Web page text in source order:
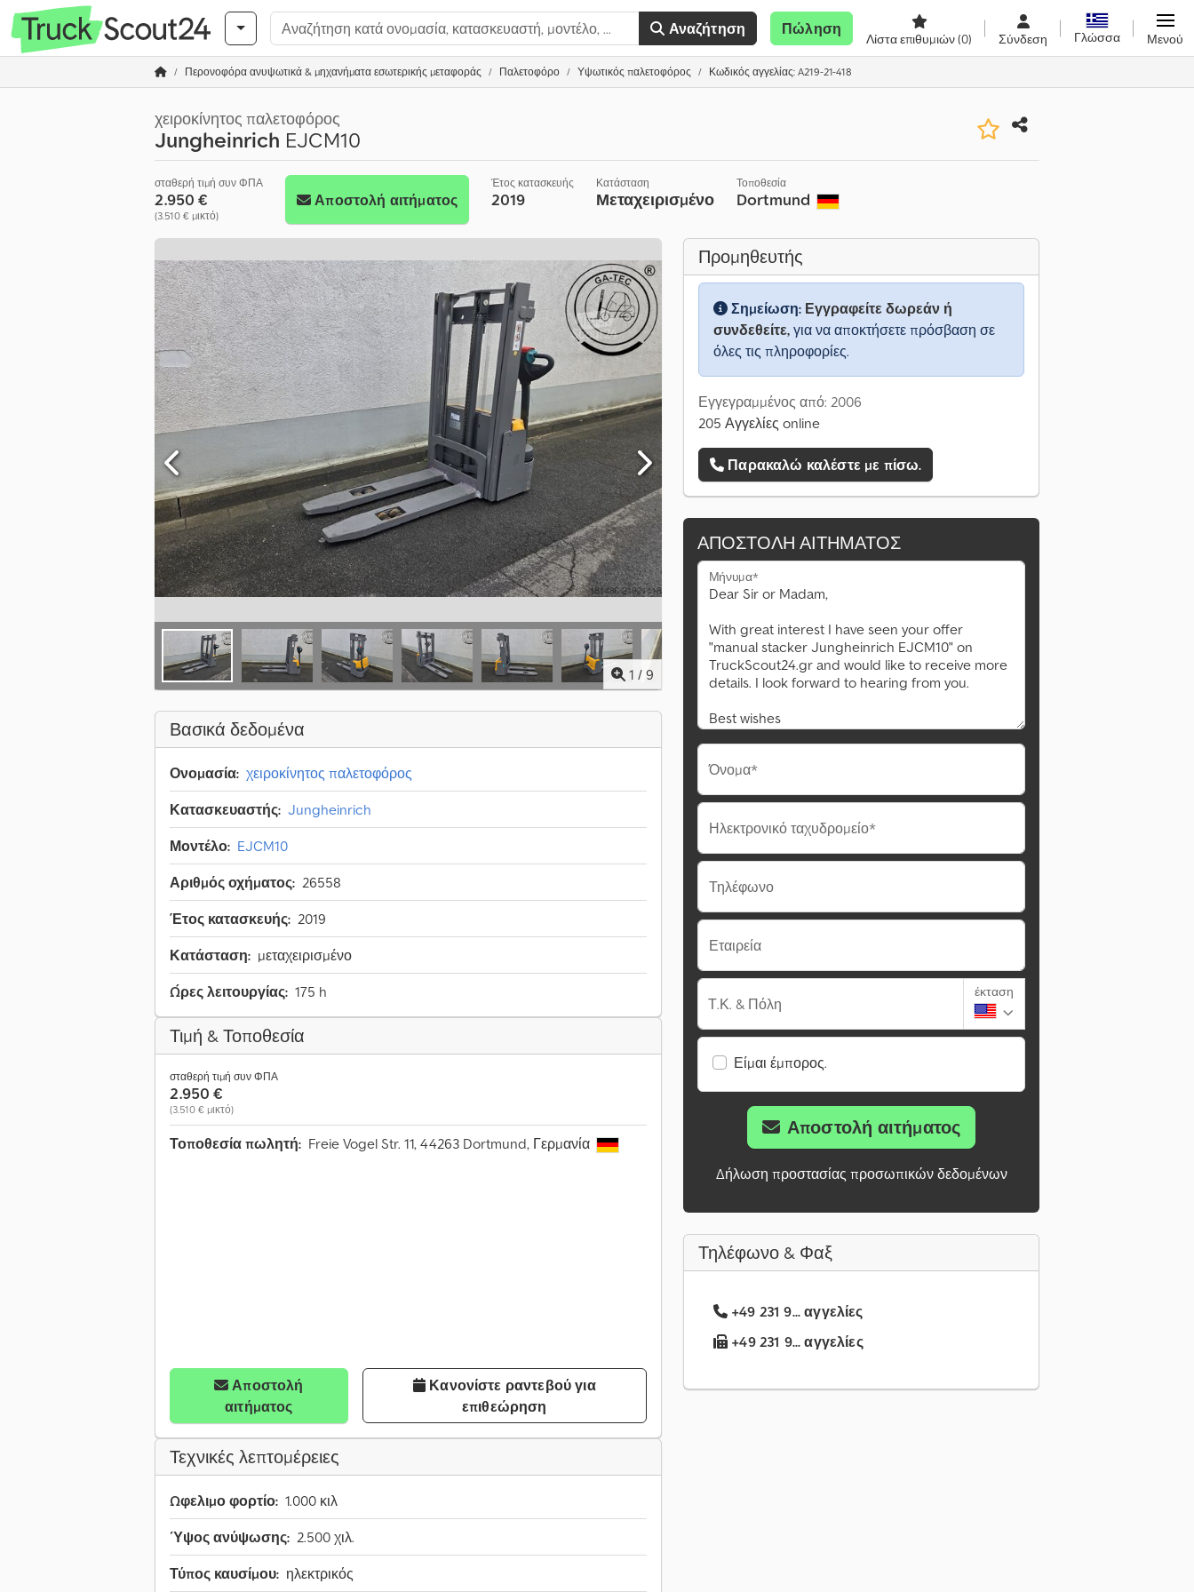
Αναζήτηση Πώληση
Λίστα επιθυμιών(0) Σύνδεση Γλώσσα Μενού
Περονοφόρα ανυψωτικά & μηχανήματα εσωτερικής μεταφοράς Παλετοφόρο Υψωτικός παλετοφόρος Κωδικός αγγελίας: A219-21-418
χειροκίνητος παλετοφόρος
Jungheinrich EJCM10
σταθερή τιμή συν ΦΠΑ
2.950 €
(3.510 € μικτό)
Αποστολή αιτήματος
Έτος κατασκευής
2019
Κατάσταση
Μεταχειρισμένο
Τοποθεσία
Dortmund
1 / 9
Βασικά δεδομένα
Ονομασία: χειροκίνητος παλετοφόρος
Κατασκευαστής: Jungheinrich
Μοντέλο: EJCM10
Αριθμός οχήματος: 26558
Έτος κατασκευής: 2019
Κατάσταση: μεταχειρισμένο
Ώρες λειτουργίας: 175 h
Τιμή & Τοποθεσία
σταθερή τιμή συν ΦΠΑ
2.950 €
(3.510 € μικτό)
Τοποθεσία πωλητή: Freie Vogel Str. 11, 44263 Dortmund, Γερμανία
Αποστολή
αιτήματος
επιθεώρηση
Τεχνικές λεπτομέρειες
Ωφελιμο φορτίο: 1.000 κιλ
Ύψος ανύψωσης: 2.500 χιλ.
Τύπος καυσίμου: ηλεκτρικός
Προμηθευτής
Σημείωση: Εγγραφείτε δωρεάν ή
συνδεθείτε, για να αποκτήσετε πρόσβαση σε
όλες τις πληροφορίες.
Εγγεγραμμένος από: 2006
205 Αγγελίες online
Παρακαλώ καλέστε με πίσω.
ΑΠΟΣΤΟΛΉ ΑΙΤΉΜΑΤΟΣ
Μήνυμα*
Όνομα*
Ηλεκτρονικό ταχυδρομείο*
Τηλέφωνο
Εταιρεία
Τ.Κ. & Πόλη
έκταση
Είμαι έμπορος.
Αποστολή αιτήματος
Δήλωση προστασίας προσωπικών δεδομένων
Τηλέφωνο & Φαξ
+49 231 9... αγγελίες
+49 231 9... αγγελίες